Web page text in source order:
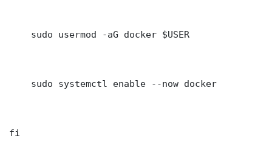
    sudo usermod -aG docker $USER
    sudo systemctl enable --now docker
fi